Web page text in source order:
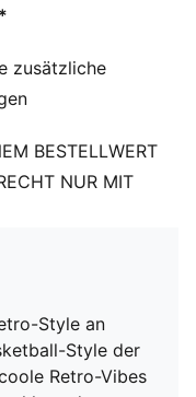
Kinder zwischen
Gummi;
zusätzliche
BESTELLWERT
NUR MIT
Style an
Style der
Retro-Vibes